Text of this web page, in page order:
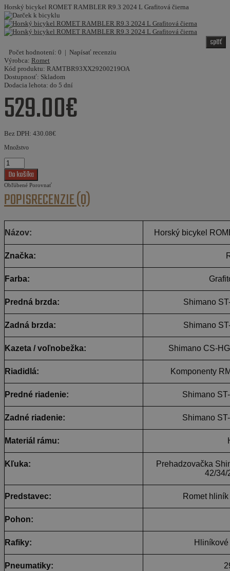
Horský bicykel ROMET RAMBLER R9.3 2024 L Grafitová čierna
späť
Počet hodnotení: 0 | Napísať recenziu
Výrobca: Romet
Kód produktu: RAMTBR93XX29200219OA
Dostupnosť: Skladom
Dodacia lehota: do 5 dní
529.00€
Bez DPH: 430.08€
Množstvo
Obľúbené Porovnať
POPISRECENZIE (0)
Názov: Horský bicykel
Značka:
Farba:
Predná brzda: Shimano
Zadná brzda: Shimano
Kazeta / voľnobežka: Shimano CS-
Riadidlá: Komponenty
Predné riadenie: Shimano
Zadné riadenie: Shimano
Materiál rámu:
Kľuka:
Prehadzovačka
42/34/
Predstavec: Romet
Pohon:
Rafiky:
Pneumatiky: